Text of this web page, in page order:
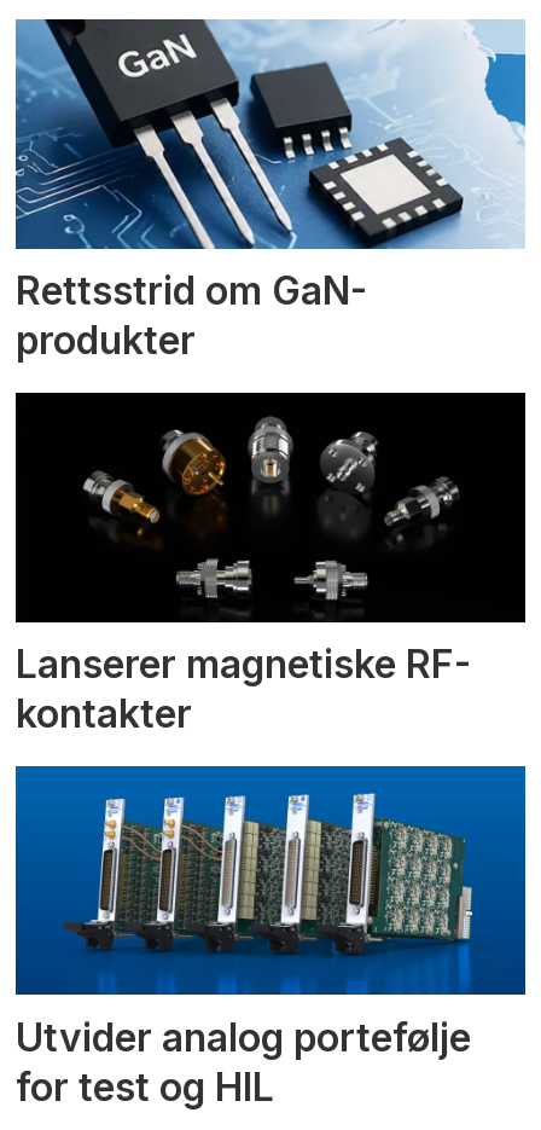
Rettsstrid om GaN-
produkter
Lanserer magnetiske RF-
kontakter
Utvider analog portefølje
for test og HIL